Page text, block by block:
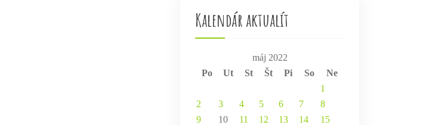
Kalendár aktualít
máj 2022
Po
Ut St Št Pi So
Ne
1
2
3 4 5 6 7
8
9
10 11 12 13 14
15